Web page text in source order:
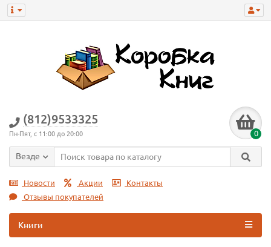
(812)9533325
Пн-Пят, с 11:00 до 20:00 0
Везде
Новости Акции
Контакты
Отзывы покупателей
Книги